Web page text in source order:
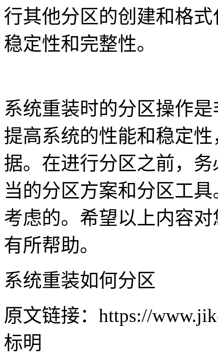
行其他分区的创建和格
稳定性和完整性。
系统重装时的分区操作
提高系统的性能和稳定
据。在进行分区之前，
当的分区方案和分区工
考虑的。希望以上内容
有所帮助。
系统重装如何分区
原文链接：https://
标明